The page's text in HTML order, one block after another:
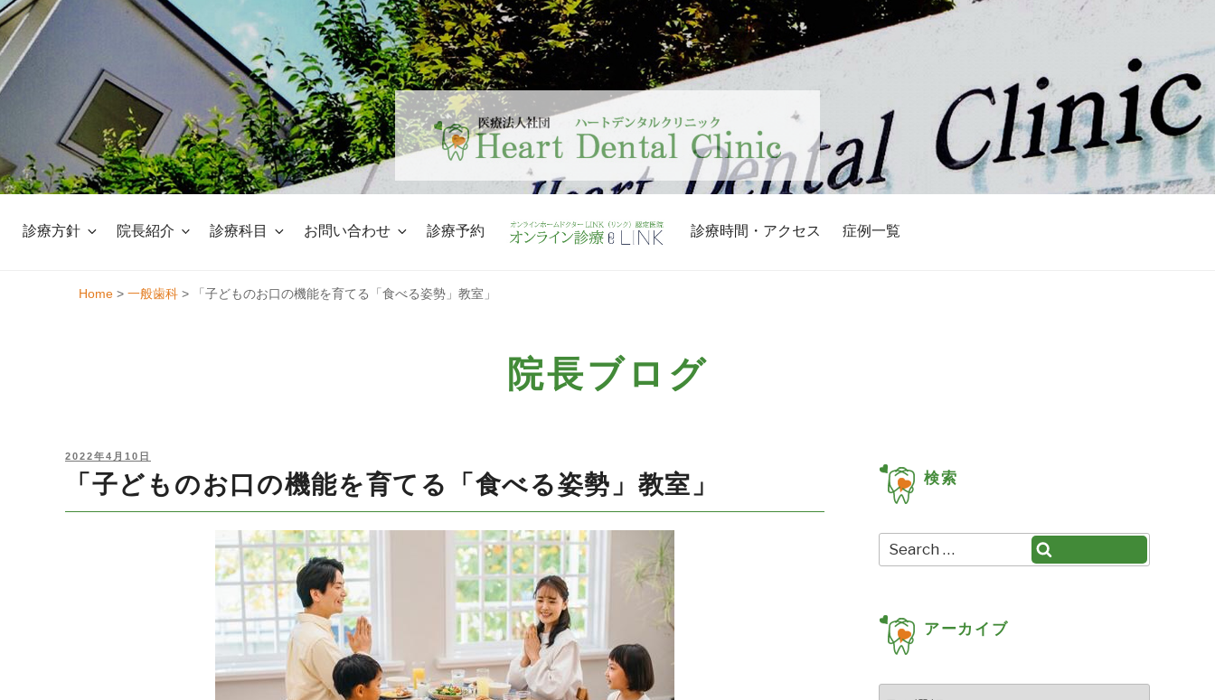
Skip
to
content
診療方針 院長紹介 診療科目 お問い合わせ 診療予約 診療時間・アクセス 症例一覧
Home > 一般歯科 > 「子どものお口の機能を育てる「食べる姿勢」教室」
院長ブログ
POSTED
ON
2022年4月10日
「子どものお口の機能を育てる「食べる姿勢」教室」 検索
Search
for:
アーカイブ